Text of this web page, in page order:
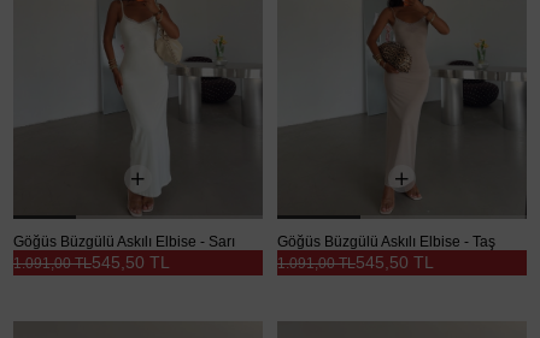
Göğüs Büzgülü Askılı Elbise - Sarı
545,50 TL
1.091,00 TL
Göğüs Büzgülü Askılı Elbise - Taş
545,50 TL
1.091,00 TL